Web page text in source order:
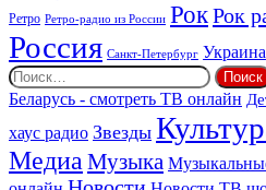
Ретро Ретро-радио из России РокРок
Россия Санкт-Петербург Украина
Найти:
Беларусь - смотреть ТВ онлайн
хаус радио Звезды
Медиа Музыка